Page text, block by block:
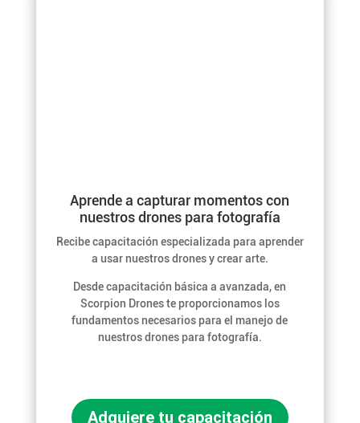
Aprende a capturar momentos con
nuestros drones para fotografía
Recibe capacitación especializada para aprender
a usar nuestros drones y crear arte.
Desde capacitación básica a avanzada, en
Scorpion Drones te proporcionamos los
fundamentos necesarios para el manejo de
nuestros drones para fotografía.
Adquiere tu capacitación